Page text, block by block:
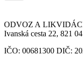
ODVOZ A
Ivanská cesta 22, 821
IČO: 00681300 DIČ: